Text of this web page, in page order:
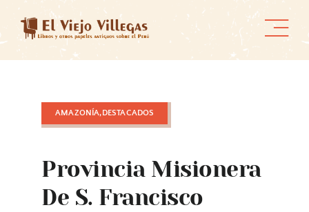
content
AMAZONÍA,DESTACADOS
Provincia Misionera
De S. Francisco